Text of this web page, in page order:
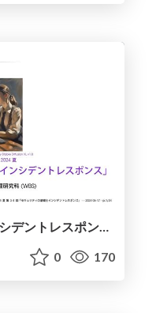
セキュリティの基礎とインシデントレスポンス / Security Fundamentals and Incident Response
0 170